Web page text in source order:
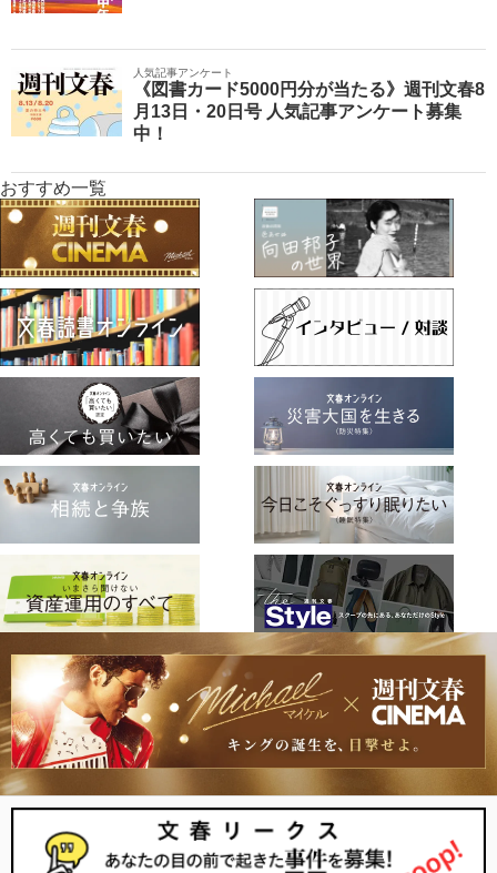
人気記事アンケート
《図書カード5000円分が当たる》週刊文春8
月13日・20日号 人気記事アンケート募集
中！
おすすめ一覧